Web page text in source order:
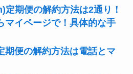
期便の解約方法は2通り！
マイページで！具体的な手
期便の解約方法は電話とマ